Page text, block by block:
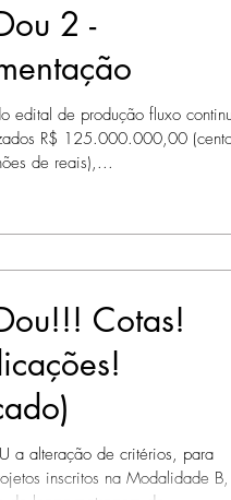
2 -
edital de produção fluxo
R$ 125.000.000,00 (cento
de reais),...
Cotas!
a alteração de critérios, para
inscritos na Modalidade B,